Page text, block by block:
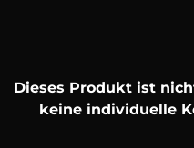
Dieses Produkt ist
keine individuelle